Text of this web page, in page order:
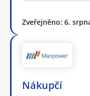
Zveřejněno: 6.
Nákupčí